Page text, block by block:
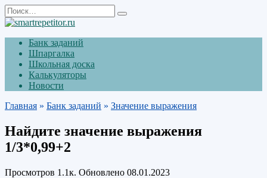
Перейти
к
содержанию
Search
for:
Банк заданий
Шпаргалка
Школьная доска
Калькуляторы
Новости
Главная » Банк заданий » Значение выражения
Найдите значение выражения
1/3*0,99+2
Просмотров 1.1к. Обновлено 08.01.2023